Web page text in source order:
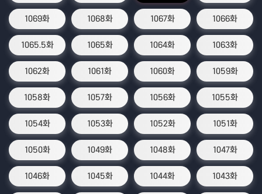
1069화 1068화 1067화 1066화
1065.5화 1065화 1064화 1063화
1062화 1061화 1060화 1059화
1058화 1057화 1056화 1055화
1054화 1053화 1052화 1051화
1050화 1049화 1048화 1047화
1046화 1045화 1044화 1043화